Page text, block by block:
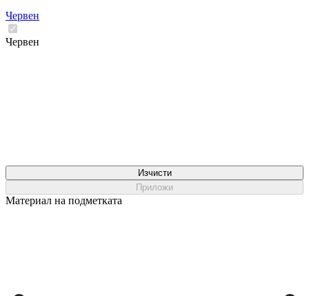
Червен
Червен
Изчисти
Приложи
Материал на подметката